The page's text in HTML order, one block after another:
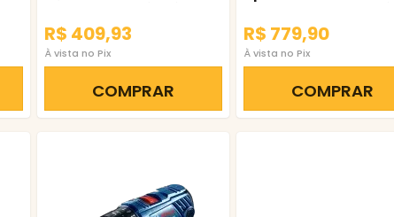
R$ 409,93
À vista no Pix
COMPRAR
R$ 779,90
À vista no Pix
COMPRAR